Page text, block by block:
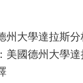
州大學達拉斯
美國德州大學